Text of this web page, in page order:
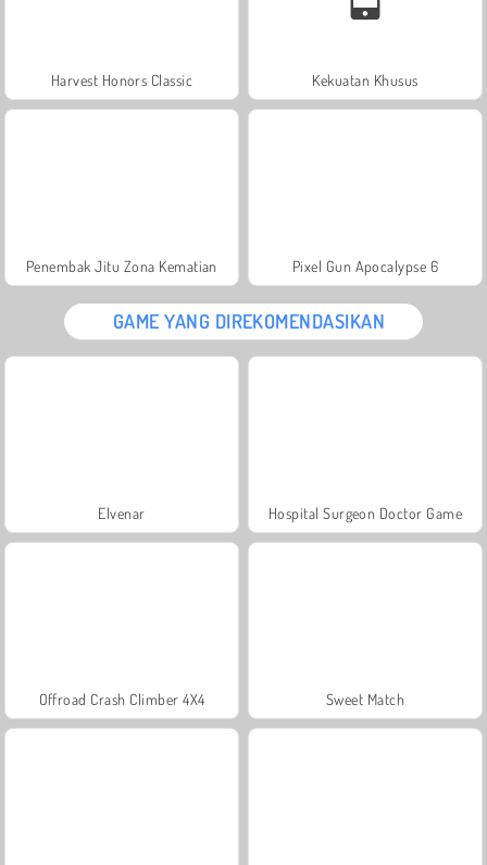
Harvest Honors Classic Kekuatan Khusus
Penembak Jitu Zona Kematian Pixel Gun Apocalypse 6
GAME YANG DIREKOMENDASIKAN
Elvenar Hospital Surgeon Doctor Game
Offroad Crash Climber 4X4 Sweet Match